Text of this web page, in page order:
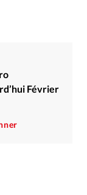
Février